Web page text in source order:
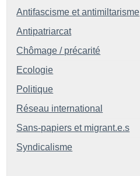
Antifascisme et antimiltarisme
Antipatriarcat
Chômage / précarité
Ecologie
Politique
Réseau international
Sans-papiers et migrant.e.s
Syndicalisme